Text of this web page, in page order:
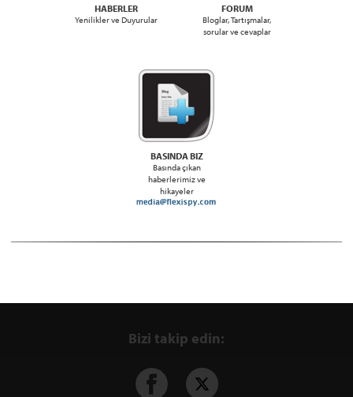
HABERLER
Yenilikler ve Duyurular
FORUM
Bloglar, Tartışmalar,
sorular ve cevaplar
BASINDA BIZ
Basında çıkan
haberlerimiz ve
hikayeler
Bizi takip edin: